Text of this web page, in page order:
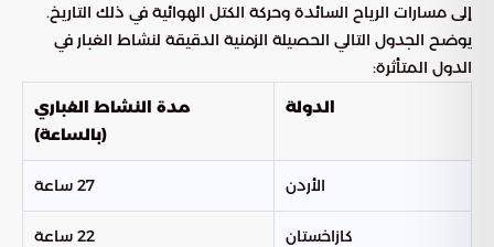
إلى مسارات الرياح السائدة وحركة الكتل الهوائية في ذلك التاريخ.
يوضح الجدول التالي الحصيلة الزمنية الدقيقة لنشاط الغبار في
الدول المتأثرة:
الدولة
مدة النشاط الغباري
(بالساعة)
الأردن 27 ساعة
كازاخستان 22 ساعة